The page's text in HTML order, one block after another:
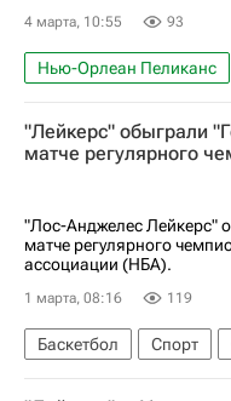
4 марта, 10:55 93
Нью-Орлеан Пеликанс
Лос-Анджелес
Лука
Зайон Уильямсон
Анонсы и трансляции
"Лейкерс" обыграли
матче регулярного
"Лос-Анджелес Лейкерс"
матче регулярного
ассоциации (НБА).
1 марта, 08:16 119
Баскетбол Спорт
Анонсы и трансляции